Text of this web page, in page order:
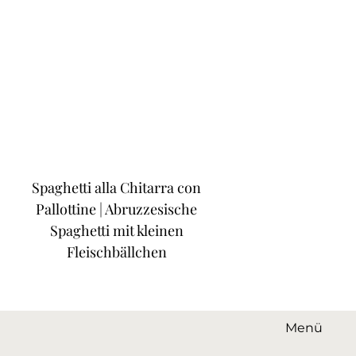
Spaghetti alla Chitarra con
Pallottine | Abruzzesische
Spaghetti mit kleinen
Fleischbällchen
Menü